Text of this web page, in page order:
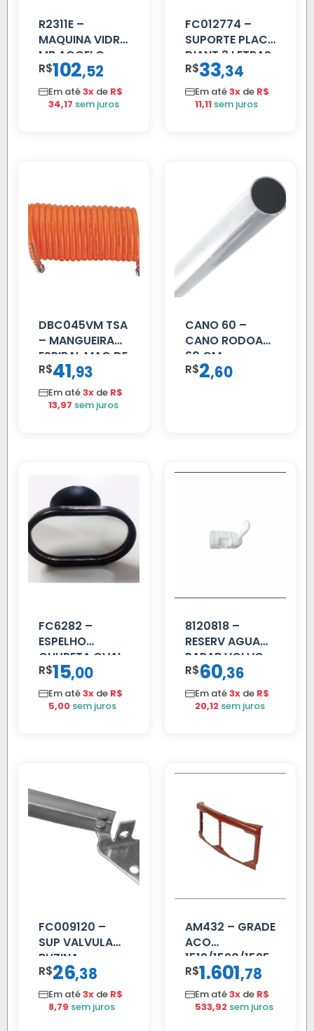
R2311E –
MAQUINA VIDRO
MB ACCELO
2002 ATE 2011
S/MOTOR LE
R$102,52
Em até3x de R$
34,17 sem juros
FC012774 –
SUPORTE PLACA
DIANT 3 LETRAS
REFORCADO
R$33,34
Em até3x de R$
11,11 sem juros
DBC045VM TSA
– MANGUEIRA
ESPIRAL MAO DE
AMIGO UNIV 16
MM 4.5MTS
VERMELHA
R$41,93
Em até3x de R$
13,97 sem juros
CANO 60 –
CANO RODOAR
60 CM
R$2,60
FC6282 –
ESPELHO
CHUPETA OVAL
R$15,00
Em até3x de R$
5,00 sem juros
8120818 –
RESERV AGUA
PARAB VOLVO
EDC
R$60,36
Em até3x de R$
20,12 sem juros
FC009120 –
SUP VALVULA
BUZINA
C/ALAVANCA
R$26,38
Em até3x de R$
8,79 sem juros
AM432 – GRADE
ACO
1519/1520/1525
R$1.601,78
Em até3x de R$
533,92 sem juros